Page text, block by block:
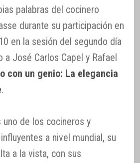
palabras del cocinero
durante su participación en
en la sesión del segundo día
a José Carlos Capel y Rafael
con un genio: La elegancia
.
uno de los cocineros y
a nivel mundial, su
a la vista, con sus